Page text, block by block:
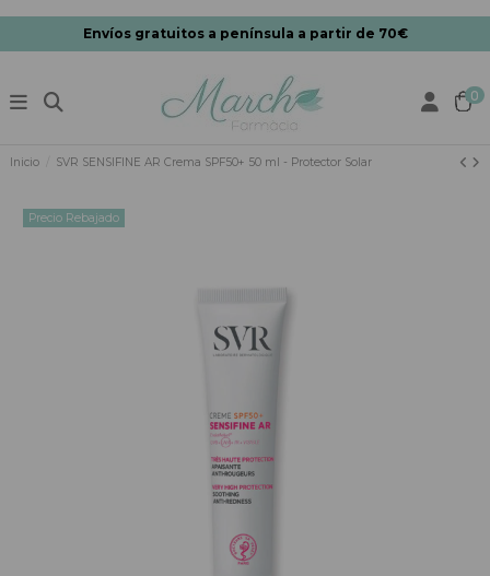
Envíos gratuitos a península a partir de 70€
0
Inicio SVR SENSIFINE AR Crema SPF50+ 50 ml - Protector Solar
Precio Rebajado